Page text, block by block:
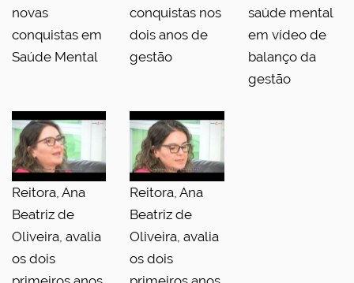
novas
conquistas em
Saúde Mental
conquistas nos
dois anos de
gestão
saúde mental
em vídeo de
balanço da
gestão
Reitora, Ana
Beatriz de
Oliveira, avalia
os dois
Reitora, Ana
Beatriz de
Oliveira, avalia
os dois